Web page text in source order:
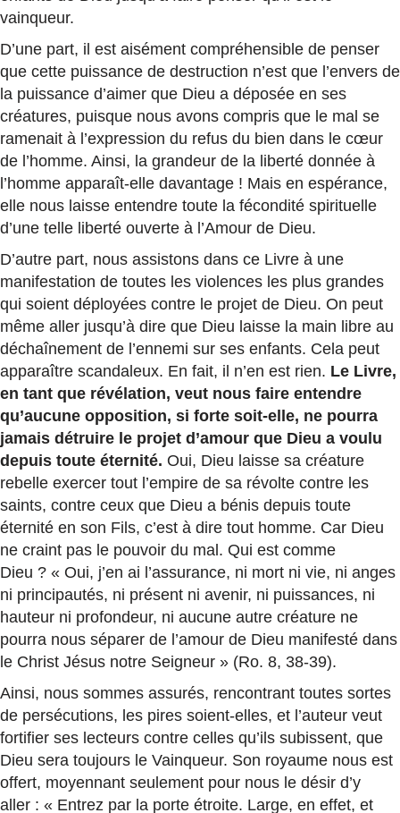
vainqueur.
D’une part, il est aisément compréhensible de penser
que cette puissance de destruction n’est que l’envers de
la puissance d’aimer que Dieu a déposée en ses
créatures, puisque nous avons compris que le mal se
ramenait à l’expression du refus du bien dans le cœur
de l’homme. Ainsi, la grandeur de la liberté donnée à
l’homme apparaît-elle davantage ! Mais en espérance,
elle nous laisse entendre toute la fécondité spirituelle
d’une telle liberté ouverte à l’Amour de Dieu.
D’autre part, nous assistons dans ce Livre à une
manifestation de toutes les violences les plus grandes
qui soient déployées contre le projet de Dieu. On peut
même aller jusqu’à dire que Dieu laisse la main libre au
déchaînement de l’ennemi sur ses enfants. Cela peut
apparaître scandaleux. En fait, il n’en est rien. Le Livre,
en tant que révélation, veut nous faire entendre
qu’aucune opposition, si forte soit-elle, ne pourra
jamais détruire le projet d’amour que Dieu a voulu
depuis toute éternité. Oui, Dieu laisse sa créature
rebelle exercer tout l’empire de sa révolte contre les
saints, contre ceux que Dieu a bénis depuis toute
éternité en son Fils, c’est à dire tout homme. Car Dieu
ne craint pas le pouvoir du mal. Qui est comme
Dieu ? « Oui, j’en ai l’assurance, ni mort ni vie, ni anges
ni principautés, ni présent ni avenir, ni puissances, ni
hauteur ni profondeur, ni aucune autre créature ne
pourra nous séparer de l’amour de Dieu manifesté dans
le Christ Jésus notre Seigneur » (Ro. 8, 38-39).
Ainsi, nous sommes assurés, rencontrant toutes sortes
de persécutions, les pires soient-elles, et l’auteur veut
fortifier ses lecteurs contre celles qu’ils subissent, que
Dieu sera toujours le Vainqueur. Son royaume nous est
offert, moyennant seulement pour nous le désir d’y
aller : « Entrez par la porte étroite. Large, en effet, et